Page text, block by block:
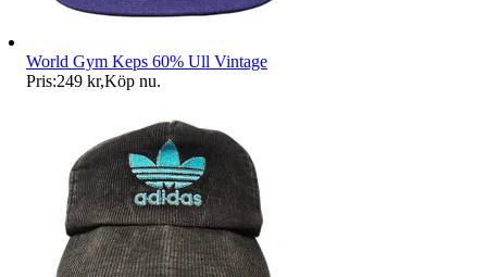
World Gym Keps 60% Ull Vintage
Pris:249 kr,Köp nu.